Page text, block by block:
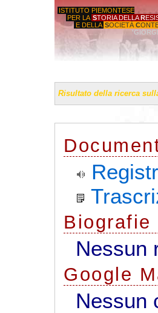
ISTITUTO PIEMONTESE
PER LA STORIA DELLA R
E DELLA SOCIETÀ C
Risultato della ricerca
Biografie
Nessun
Goog e
Nessun